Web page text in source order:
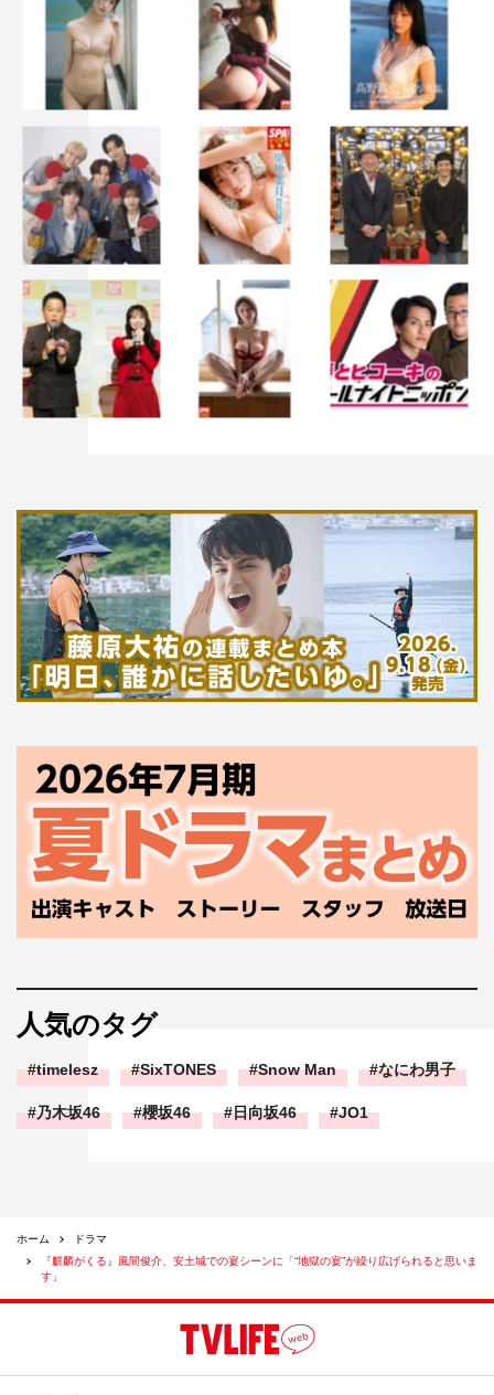
人気のタグ
timelesz SixTONES Snow Man なにわ男子
乃木坂46 櫻坂46 日向坂46 JO1
ホーム
ドラマ
『麒麟がくる』風間俊介、安土城での宴シーンに「“地獄の宴”が繰り広げられると思いま
す」